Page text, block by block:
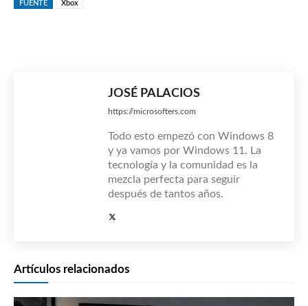
FUENTE Xbox
JOSÉ PALACIOS
https://microsofters.com
Todo esto empezó con Windows 8
y ya vamos por Windows 11. La
tecnología y la comunidad es la
mezcla perfecta para seguir
después de tantos años.
Artículos relacionados